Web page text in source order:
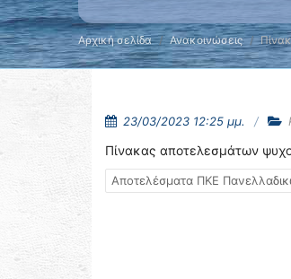
Αρχική σελίδα Ανακοινώσεις
23/03/2023 12:25 μμ.
Πίνακας αποτελεσμάτων
Αποτελέσματα ΠΚΕ